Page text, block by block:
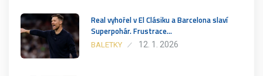
Real vyhořel v El Clásiku a Barcelona slaví
Superpohár. Frustrace…
BALETKY 12. 1. 2026